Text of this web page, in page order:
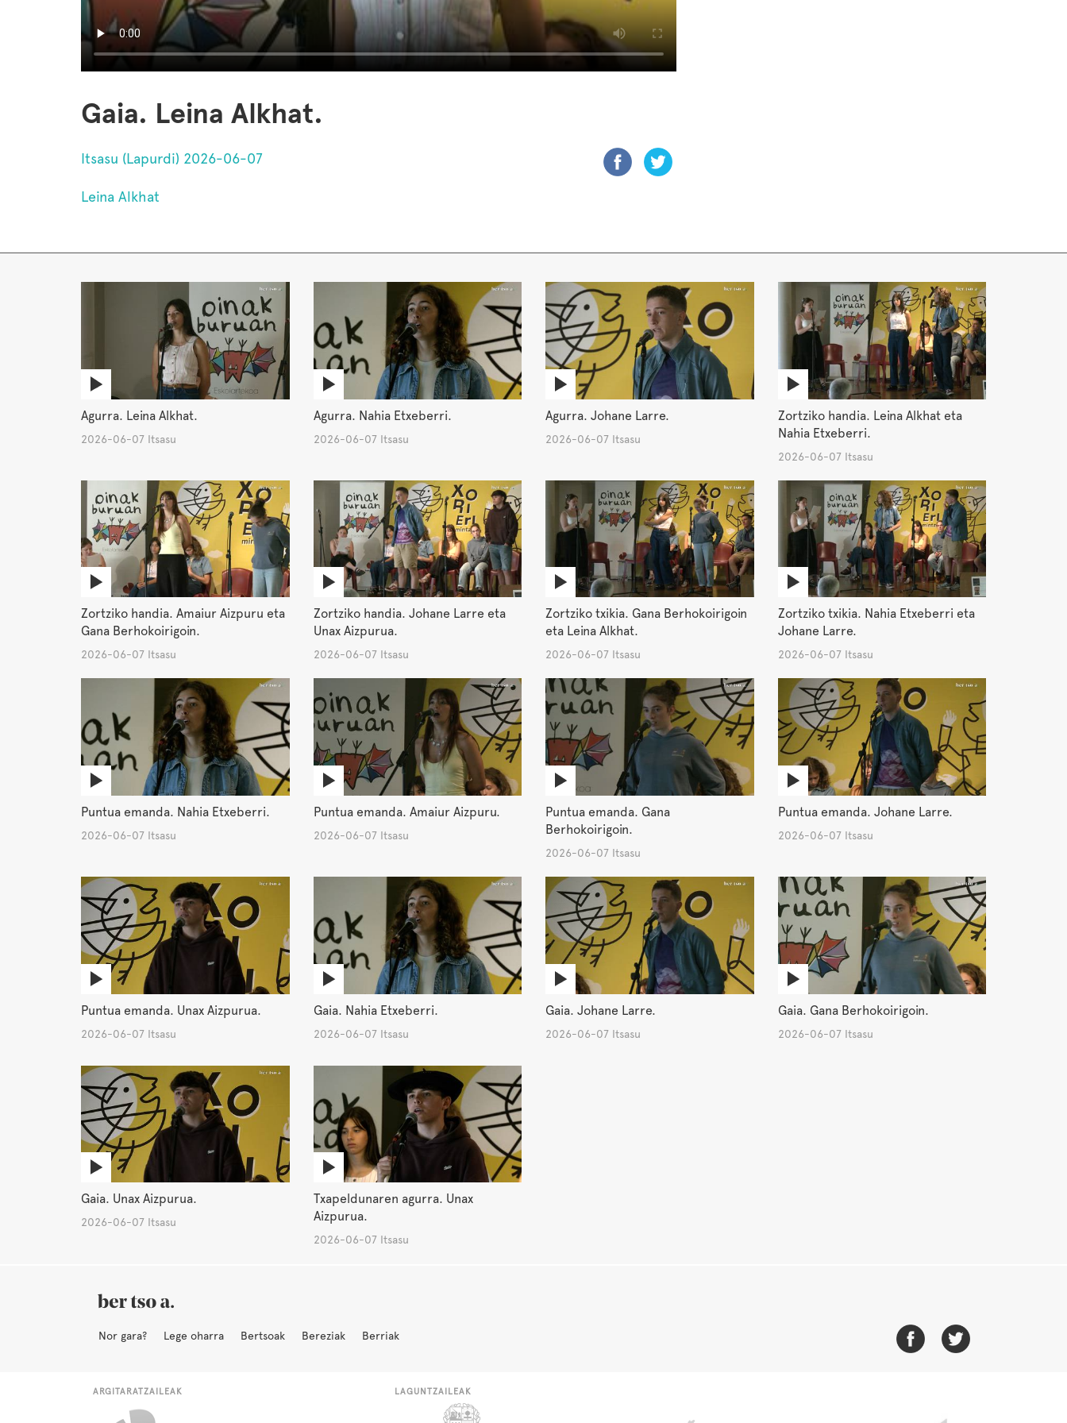
Gaia. Leina Alkhat.
Itsasu (Lapurdi) 2026-06-07
Leina Alkhat
Agurra. Leina Alkhat.
2026-06-07 Itsasu
Agurra. Nahia Etxeberri.
2026-06-07 Itsasu
Agurra. Johane Larre.
2026-06-07 Itsasu
Zortziko handia. Leina Alkhat eta
Nahia Etxeberri.
2026-06-07 Itsasu
Zortziko handia. Amaiur Aizpuru eta
Gana Berhokoirigoin.
2026-06-07 Itsasu
Zortziko handia. Johane Larre eta
Unax Aizpurua.
2026-06-07 Itsasu
Zortziko txikia. Gana Berhokoirigoin
eta Leina Alkhat.
2026-06-07 Itsasu
Zortziko txikia. Nahia Etxeberri eta
Johane Larre.
2026-06-07 Itsasu
Puntua emanda. Nahia Etxeberri.
2026-06-07 Itsasu
Puntua emanda. Amaiur Aizpuru.
2026-06-07 Itsasu
Puntua emanda. Gana
Berhokoirigoin.
2026-06-07 Itsasu
Puntua emanda. Johane Larre.
2026-06-07 Itsasu
Puntua emanda. Unax Aizpurua.
2026-06-07 Itsasu
Gaia. Nahia Etxeberri.
2026-06-07 Itsasu
Gaia. Johane Larre.
2026-06-07 Itsasu
Gaia. Gana Berhokoirigoin.
2026-06-07 Itsasu
Gaia. Unax Aizpurua.
2026-06-07 Itsasu
Txapeldunaren agurra. Unax
Aizpurua.
2026-06-07 Itsasu
Nor gara? Lege oharra Bertsoak Bereziak Berriak
ARGITARATZAILEAK LAGUNTZAILEAK